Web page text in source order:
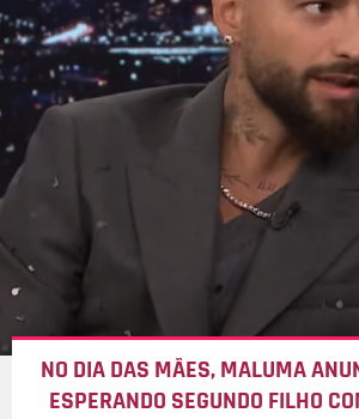
NO DIA DAS MÃES, MALUMA
ESPERANDO SEGUNDO FILHO